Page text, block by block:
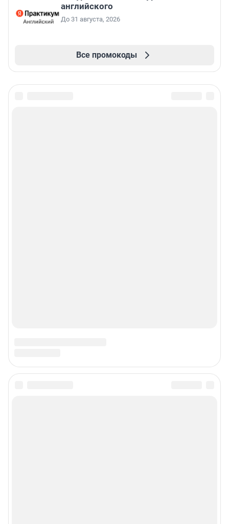
английского
До 31 августа, 2026
Все промокоды